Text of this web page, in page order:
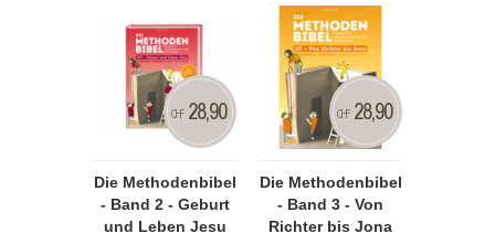
Die Methodenbibel
- Band 2 - Geburt
und Leben Jesu
CHF 28,90
Die Methodenbibel
- Band 3 - Von
Richter bis Jona
CHF 28,90